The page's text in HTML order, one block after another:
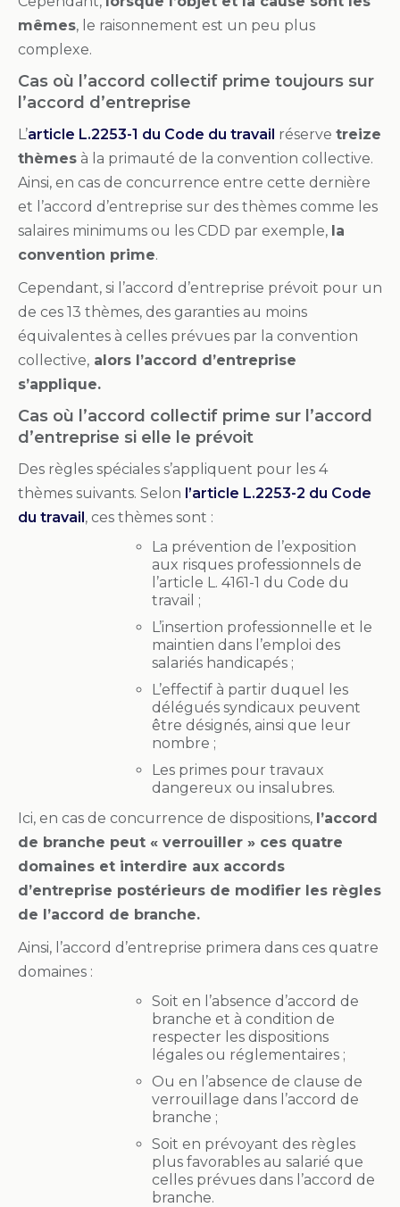
mêmes, le raisonnement est un peu plus
complexe.
Cas où l’accord collectif prime toujours sur
l’accord d’entreprise
L’article L.2253-1 du Code du travail réserve treize
thèmes à la primauté de la convention collective.
Ainsi, en cas de concurrence entre cette dernière
et l’accord d’entreprise sur des thèmes comme les
salaires minimums ou les CDD par exemple, la
convention prime.
Cependant, si l’accord d’entreprise prévoit pour un
de ces 13 thèmes, des garanties au moins
équivalentes à celles prévues par la convention
collective, alors l’accord d’entreprise
s’applique.
Cas où l’accord collectif prime sur l’accord
d’entreprise si elle le prévoit
Des règles spéciales s’appliquent pour les 4
thèmes suivants. Selon l’article L.2253-2 du Code
du travail, ces thèmes sont :
La prévention de l’exposition
aux risques professionnels de
l’article L. 4161-1 du Code du
travail ;
L’insertion professionnelle et le
maintien dans l’emploi des
salariés handicapés ;
L’effectif à partir duquel les
délégués syndicaux peuvent
être désignés, ainsi que leur
nombre ;
Les primes pour travaux
dangereux ou insalubres.
Ici, en cas de concurrence de dispositions, l’accord
de branche peut « verrouiller » ces quatre
domaines et interdire aux accords
d’entreprise postérieurs de modifier les règles
de l’accord de branche.
Ainsi, l’accord d’entreprise primera dans ces quatre
domaines :
Soit en l’absence d’accord de
branche et à condition de
respecter les dispositions
légales ou réglementaires ;
Ou en l’absence de clause de
verrouillage dans l’accord de
branche ;
Soit en prévoyant des règles
plus favorables au salarié que
celles prévues dans l’accord de
branche.